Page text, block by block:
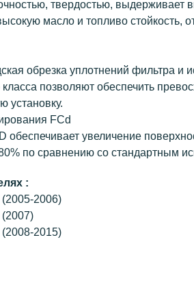
твердостью, выдерживает
масло и топливо стойкость,
обрезка уплотнений фильтра и
позволяют обеспечить
установку.
FCd
обеспечивает увеличение
по сравнению со стандартным
:
2006)
2015)